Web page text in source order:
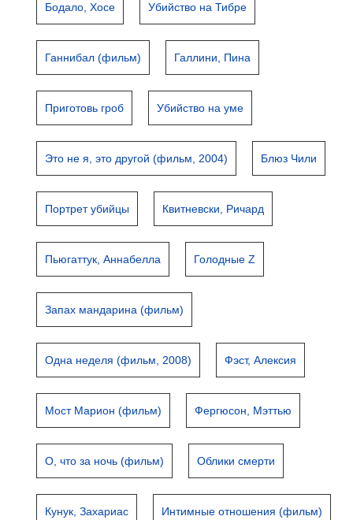
Бодало, Хосе Убийство на Тибре
Ганнибал (фильм) Галлини, Пина
Приготовь гроб Убийство на уме
Это не я, это другой (фильм, 2004) Блюз Чили
Портрет убийцы Квитневски, Ричард
Пьюгаттук, Аннабелла Голодные Z
Запах мандарина (фильм)
Одна неделя (фильм, 2008) Фэст, Алексия
Мост Марион (фильм) Фергюсон, Мэттью
О, что за ночь (фильм) Облики смерти
Кунук, Захариас Интимные отношения (фильм)